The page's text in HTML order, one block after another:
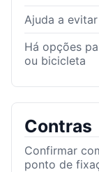
Ajuda a
Há opções
ou bicicleta
Contras
Confirmar
ponto de